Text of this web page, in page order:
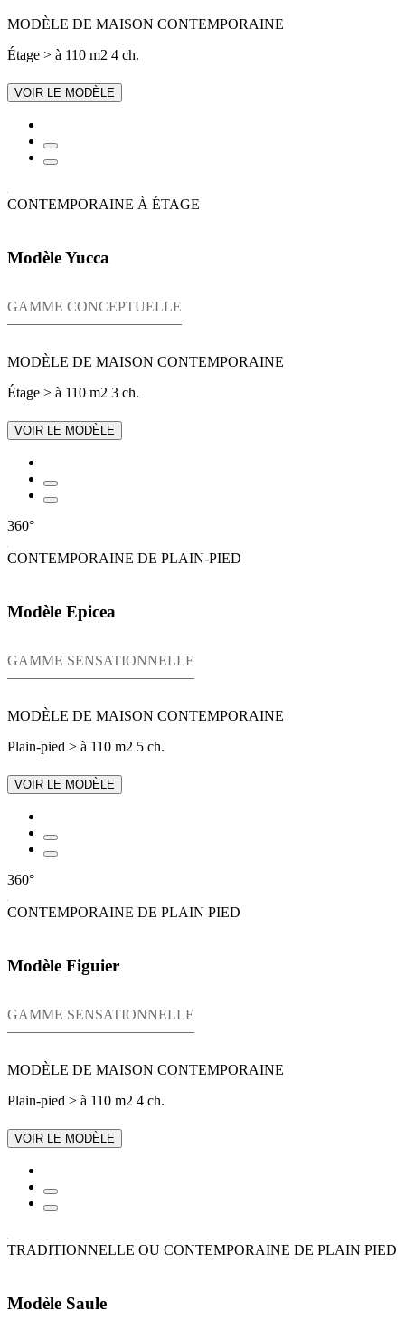
MODÈLE DE MAISON CONTEMPORAINE
Étage > à 110 m2 4 ch.
VOIR LE MODÈLE
CONTEMPORAINE À ÉTAGE
Modèle Yucca
GAMME CONCEPTUELLE
MODÈLE DE MAISON CONTEMPORAINE
Étage > à 110 m2 3 ch.
VOIR LE MODÈLE
360°
CONTEMPORAINE DE PLAIN-PIED
Modèle Epicea
GAMME SENSATIONNELLE
MODÈLE DE MAISON CONTEMPORAINE
Plain-pied > à 110 m2 5 ch.
VOIR LE MODÈLE
360°
CONTEMPORAINE DE PLAIN PIED
Modèle Figuier
GAMME SENSATIONNELLE
MODÈLE DE MAISON CONTEMPORAINE
Plain-pied > à 110 m2 4 ch.
VOIR LE MODÈLE
TRADITIONNELLE OU CONTEMPORAINE DE PLAIN PIED
Modèle Saule